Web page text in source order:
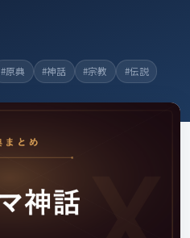
#原典 #神話 #宗教 #伝説